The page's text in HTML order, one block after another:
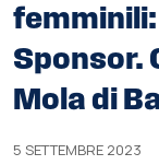
Sponsor.
Mola di
5 SETTEMBRE 2023